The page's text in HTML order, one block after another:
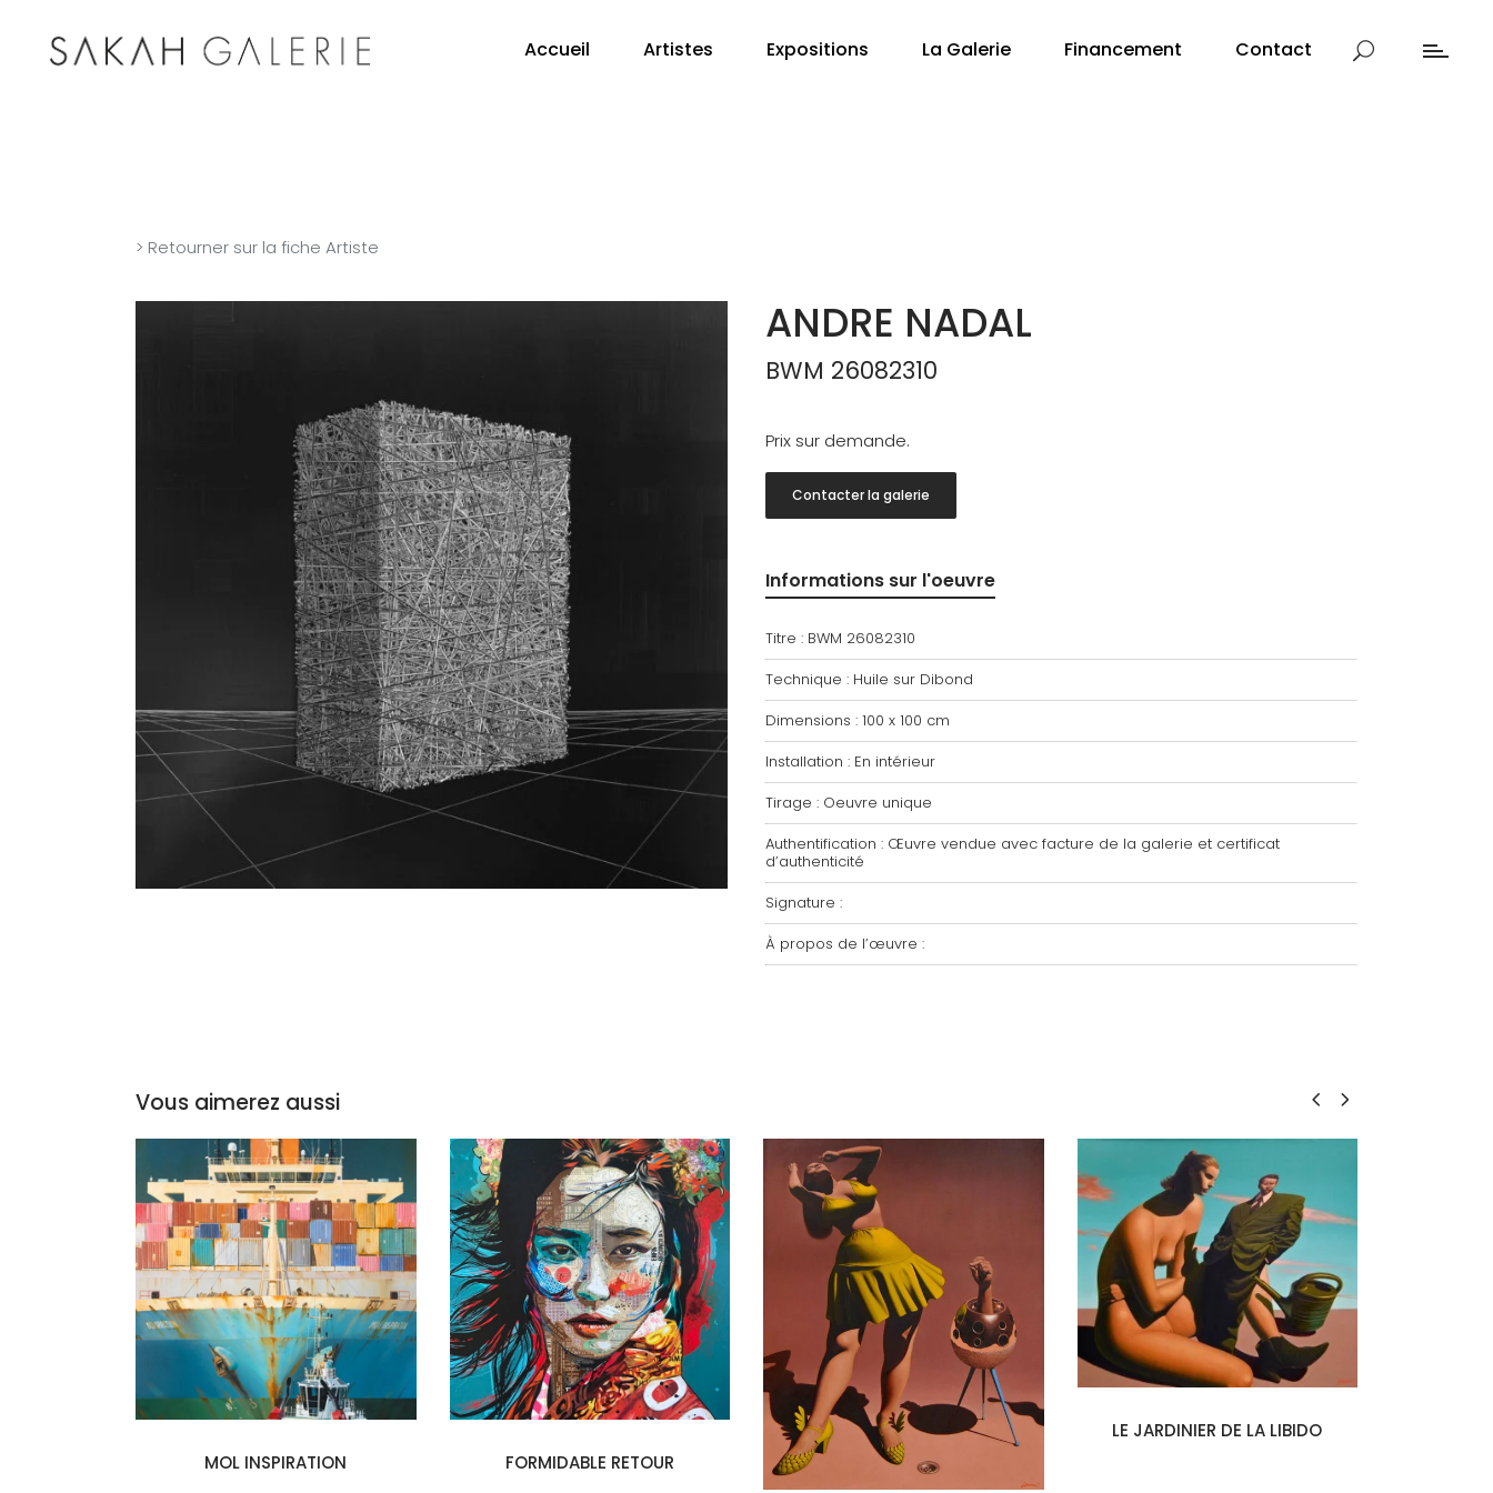
Accueil Artistes Expositions La Galerie Financement Contact
> Retourner sur la fiche Artiste
ANDRE NADAL
BWM 26082310
Prix sur demande.
Contacter la galerie
Informations sur l'oeuvre
Titre : BWM 26082310
Technique : Huile sur Dibond
Dimensions : 100 x 100 cm
Installation : En intérieur
Tirage : Oeuvre unique
Authentification : Œuvre vendue avec facture de la galerie et certificat
d’authenticité
Signature :
À propos de l’œuvre :
Vous aimerez aussi
MOL INSPIRATION FORMIDABLE RETOUR
LE JARDINIER DE LA LIBIDO